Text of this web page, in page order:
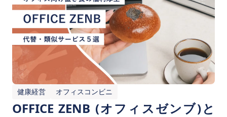
健康経営 オフィスコンビニ
OFFICE ZENB (オフィスゼンブ)と